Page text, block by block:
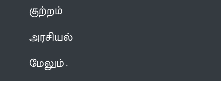
குற்றம்
அரசியல்
மேலும்